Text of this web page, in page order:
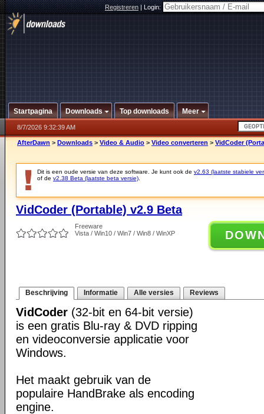
Registreren|Login:
Startpagina Downloads Top downloads Meer
8/7/2026 9:32:39 AM
AfterDawn > Downloads > Video & Audio > Video converteren > VidCoder
Dit is een oude versie van deze software. Je kunt ook de v2.63 (laatste stabiele
of de v2.38 Beta (laatste beta versie)
VidCoder (Portable) v2.9 Beta
Freeware
Vista / Win10 / Win7 / Win8 / WinXP
Beschrijving Informatie Alle versies Reviews
VidCoder (32-bit en 64-bit versie)
is een gratis Blu-ray & DVD ripping
en videoconversie applicatie voor
Windows.
Het maakt gebruik van de
populaire HandBrake als encoding
engine.